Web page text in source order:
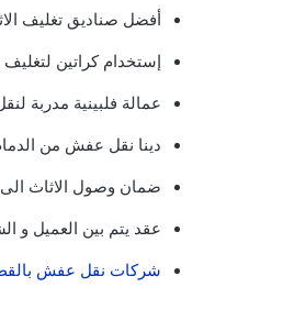
أفضل صناديق تغليف
إستخدام كراتين
عمالة فلبينية مدربة
دينا نقل عفش من
ضمان وصول الاثاث الى
عقد يتم بين العميل و
شركات نقل عفش